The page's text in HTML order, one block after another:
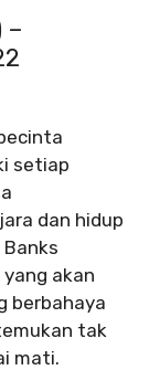
–
setiap
dan hidup
akan
berbahaya
tak
mati.